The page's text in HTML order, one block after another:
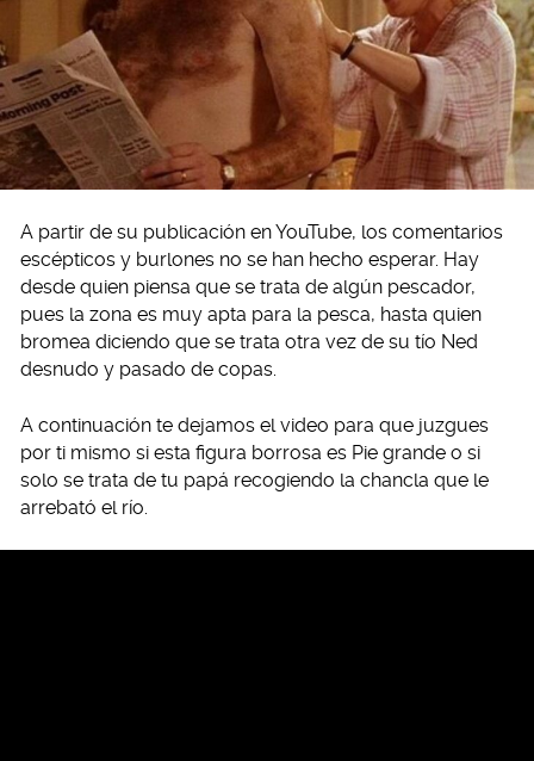
A partir de su publicación en YouTube, los comentarios
escépticos y burlones no se han hecho esperar. Hay
desde quien piensa que se trata de algún pescador,
pues la zona es muy apta para la pesca, hasta quien
bromea diciendo que se trata otra vez de su tío Ned
desnudo y pasado de copas.
A continuación te dejamos el video para que juzgues
por ti mismo si esta figura borrosa es Pie grande o si
solo se trata de tu papá recogiendo la chancla que le
arrebató el río.